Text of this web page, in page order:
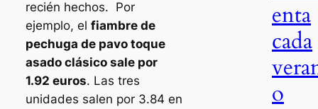
recién hechos. Por
ejemplo, el fiambre de
pechuga de pavo toque
asado clásico sale por
1.92 euros. Las tres
unidades salen por 3.84 en
enta
cada
o